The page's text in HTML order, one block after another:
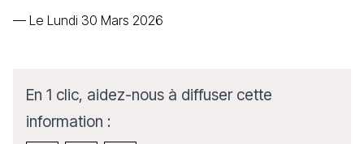
— Le Lundi 30 Mars 2026
En 1 clic, aidez-nous à diffuser cette
information :